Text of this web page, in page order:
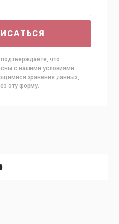
что
с нашими условиями
хранения данных,
эту форму.